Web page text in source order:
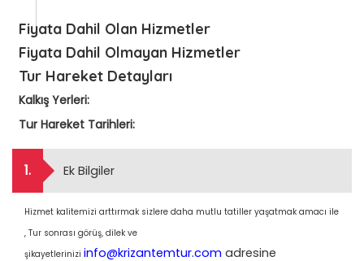
Fiyata Dahil Olan Hizmetler
Fiyata Dahil Olmayan Hizmetler
Tur Hareket Detayları
Kalkış Yerleri:
Tur Hareket Tarihleri:
1. Ek Bilgiler
Hizmet kalitemizi arttırmak sizlere daha mutlu tatiller yaşatmak amacı ile
, Tur sonrası görüş, dilek ve
şikayetlerinizi info@krizantemtur.com adresine